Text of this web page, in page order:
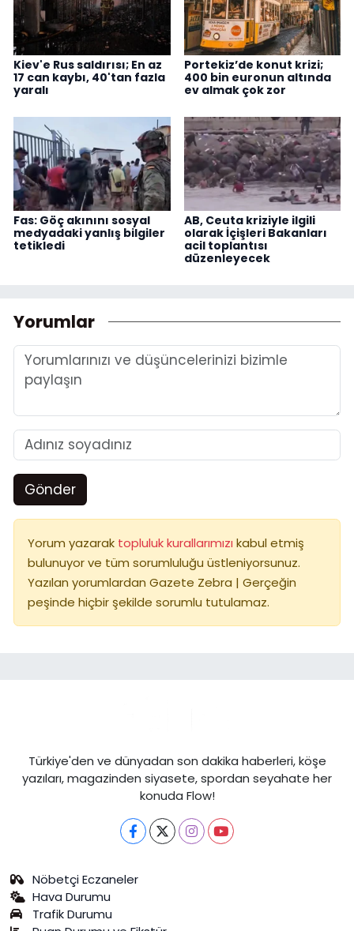
Kiev'e Rus saldırısı; En az
17 can kaybı, 40'tan fazla
yaralı
Portekiz’de konut krizi;
400 bin euronun altında
ev almak çok zor
Fas: Göç akınını sosyal
medyadaki yanlış bilgiler
tetikledi
AB, Ceuta kriziyle ilgili
olarak İçişleri Bakanları
acil toplantısı
düzenleyecek
Yorumlar
Gönder
Yorum yazarak topluluk kurallarımızı kabul etmiş
bulunuyor ve tüm sorumluluğu üstleniyorsunuz.
Yazılan yorumlardan Gazete Zebra | Gerçeğin
peşinde hiçbir şekilde sorumlu tutulamaz.
Türkiye'den ve dünyadan son dakika haberleri, köşe
yazıları, magazinden siyasete, spordan seyahate her
konuda Flow!
Nöbetçi Eczaneler
Hava Durumu
Trafik Durumu